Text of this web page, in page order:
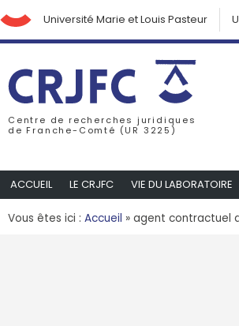
Université Marie et Louis Pasteur
Centre de recherches juridiques
de Franche-Comté (UR 3225)
ACCUEIL LE CRJFC VIE DU LABORATOIRE
Vous êtes ici : Accueil » agent contractuel